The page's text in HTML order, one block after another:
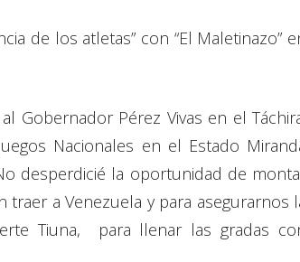
de los atletas” con “El Maletinazo”
Gobernador Pérez Vivas en el
Nacionales en el Estado
desperdicié la oportunidad de
a Venezuela y para asegurarnos
Tiuna, para llenar las gradas